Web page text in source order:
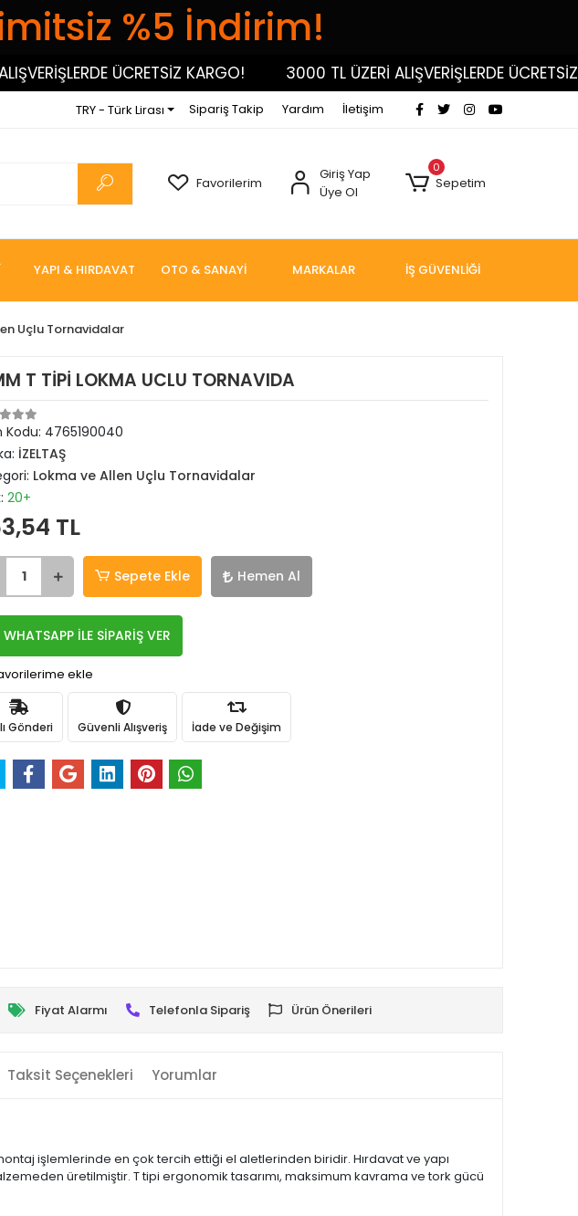
%5 İndirim!
ÜCRETSİZ KARGO! 3000 TL ÜZERİ ALIŞVERİŞLERDE ÜCRETSİZ
TRY - Türk Lirası Sipariş Takip Yardım İletişim
Favorilerim
Giriş Yap
Üye Ol
0
Sepetim
YAPI & HIRDAVAT OTO & SANAYİ MARKALAR İŞ GÜVENLİĞİ
Uçlu Tornavidalar
T TİPİ LOKMA UCLU TORNAVIDA
Kodu: 4765190040
İZELTAŞ
Lokma ve Allen Uçlu Tornavidalar
20+
TL
Sepete Ekle Hemen Al
WHATSAPP İLE SİPARİŞ VER
ekle
Gönderi Güvenli Alışveriş İade ve Değişim
Fiyat Alarmı Telefonla Sipariş Ürün Önerileri
Taksit Seçenekleri Yorumlar
işlemlerinde en çok tercih ettiği el aletlerinden biridir. Hırdavat ve yapı
üretilmiştir. T tipi ergonomik tasarımı, maksimum kavrama ve tork gücü